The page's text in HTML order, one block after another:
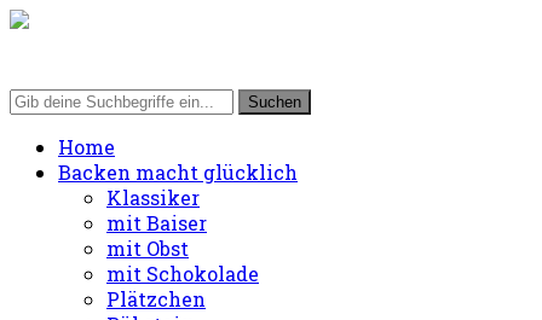
Home
Backen macht glücklich
Klassiker
mit Baiser
mit Obst
mit Schokolade
Plätzchen